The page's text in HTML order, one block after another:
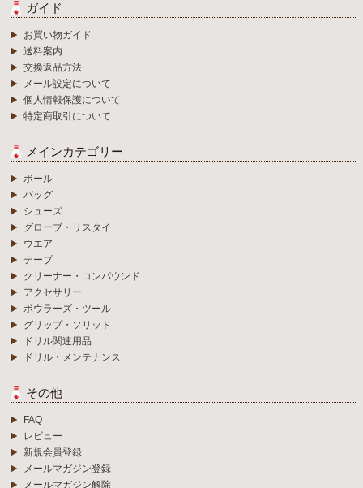
ガイド
お買い物ガイド
送料案内
交換返品方法
メール設定について
個人情報保護について
特定商取引について
メインカテゴリー
ボール
バッグ
シューズ
グローブ・リスタイ
ウエア
テープ
クリーナー・コンパウンド
アクセサリー
ボウラーズ・ツール
グリップ・ソリッド
ドリル関連用品
ドリル・メンテナンス
その他
FAQ
レビュー
新規会員登録
メールマガジン登録
メールマガジン解除